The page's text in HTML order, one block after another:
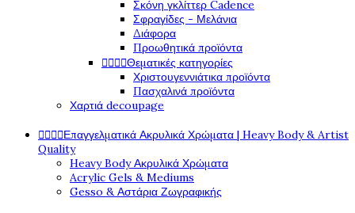
Σκόνη γκλίττερ Cadence
Σφραγίδες - Μελάνια
Διάφορα
Προωθητικά προϊόντα
Θεματικές κατηγορίες
Χριστουγεννιάτικα προϊόντα
Πασχαλινά προϊόντα
Χαρτιά decoupage
Επαγγελματικά Ακρυλικά Χρώματα | Heavy Body & Artist
Quality
Heavy Body Ακρυλικά Χρώματα
Acrylic Gels & Mediums
Gesso & Αστάρια Ζωγραφικής